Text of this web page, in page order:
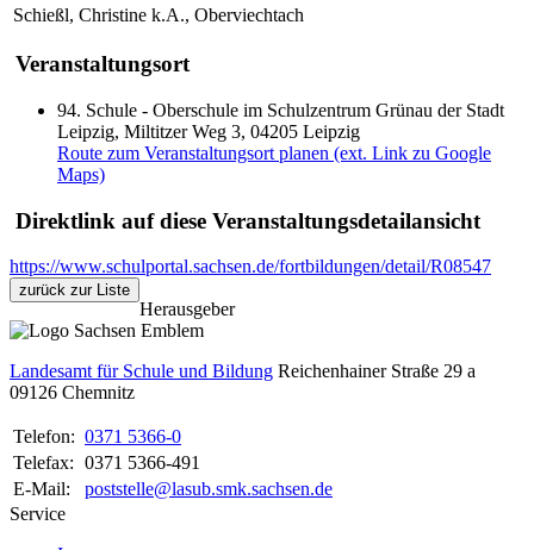
Schießl, Christine k.A., Oberviechtach
Veranstaltungsort
94. Schule - Oberschule im Schulzentrum Grünau der Stadt
Leipzig, Miltitzer Weg 3, 04205 Leipzig
Route zum Veranstaltungsort planen (ext. Link zu Google
Maps)
Direktlink auf diese Veranstaltungsdetailansicht
https://www.schulportal.sachsen.de/fortbildungen/detail/R08547
zurück zur Liste
Herausgeber
Landesamt für Schule und Bildung Reichenhainer Straße 29 a
09126 Chemnitz
Telefon: 0371 5366-0
Telefax: 0371 5366-491
E-Mail:
poststelle@lasub.smk.sachsen.de
Service